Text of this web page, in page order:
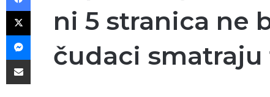
ni 5 stranica ne
čudaci
X
Messenger
Podijeli putem E-maila